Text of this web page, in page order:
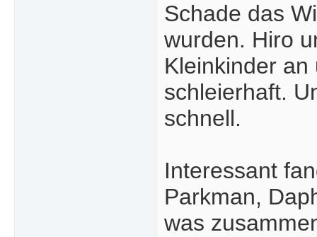
Schade das
wurden. Hiro
Kleinkinder
schleierhaft.
schnell.
Interessant
Parkman,
was